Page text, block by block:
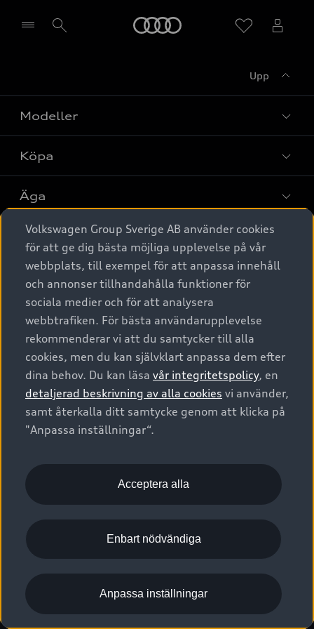
Upp
Modeller
Alla modeller
Elbilar
A6 modellerna
SUV
Avant
Audi Sport
Köpa
Privaterbjudanden
Privatleasing
Nya bilar i lager
Begagnade bilar i lager
Audi approved :plus - så gott som nya
Finansiering
Audi exclusive
Provkörning
Äga
Service & tillbehör
Audi digital services
Originaltillbehör - köp online
Garantier
Försäkring
Digitala manualer för din Audi
Audi Collection – livsstilsartiklar
Vanliga frågor
2G/3G nätet stängs ned - Hur påverkas min bil av detta?
Tjänstebil
Tjänstebil
Business lease online
Företagsleasing
Om Audi Sverige
Kontakta oss
Audi Återförsäljare/-serviceverkstad
myAudi
Pressmeddelanden
Nyhetsbrev
Vårt hållbarhetsarbete
Lediga tjänster huvudkontor
Lediga tjänster hos Audi Återförsäljare
Kommentar till mediauppgifter om dataläcka
© 2026 AUDI SVERIGE. All Rights Reserved.
Utgivare Juridiskt
Juridiskt Audi AG
Juridiskt Audi Digital Giveaway
Anpassa inställningar för cookies
Visselblåsarkanaler
Volkswagen Group Sverige AB använder cookies
för att ge dig bästa möjliga upplevelse på vår
webbplats, till exempel för att anpassa innehåll
och annonser tillhandahålla funktioner för
sociala medier och för att analysera
webbtrafiken. För bästa användarupplevelse
rekommenderar vi att du samtycker till alla
cookies, men du kan självklart anpassa dem efter
dina behov. Du kan läsa vår integritetspolicy, en
detaljerad beskrivning av alla cookies vi använder,
samt återkalla ditt samtycke genom att klicka på
"Anpassa inställningar“.
Acceptera alla
Enbart nödvändiga
Anpassa inställningar